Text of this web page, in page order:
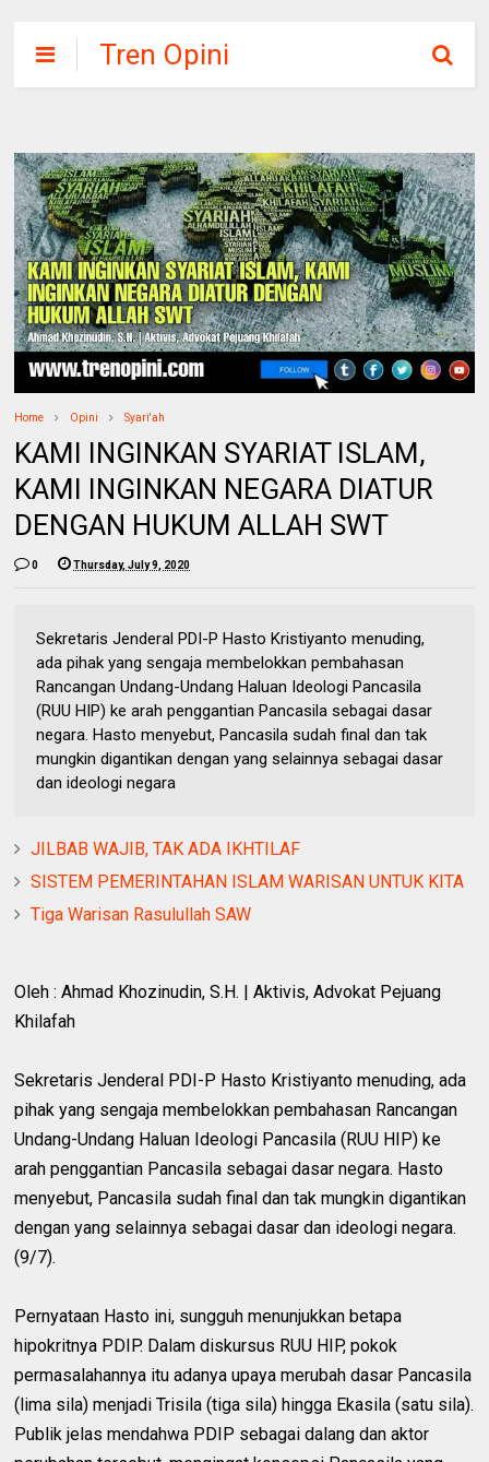
Tren Opini
Home Opini Syari'ah
KAMI INGINKAN SYARIAT ISLAM,
KAMI INGINKAN NEGARA DIATUR
DENGAN HUKUM ALLAH SWT
0 Thursday, July 9, 2020
Sekretaris Jenderal PDI-P Hasto Kristiyanto menuding,
ada pihak yang sengaja membelokkan pembahasan
Rancangan Undang-Undang Haluan Ideologi Pancasila
(RUU HIP) ke arah penggantian Pancasila sebagai dasar
negara. Hasto menyebut, Pancasila sudah final dan tak
mungkin digantikan dengan yang selainnya sebagai dasar
dan ideologi negara
JILBAB WAJIB, TAK ADA IKHTILAF
SISTEM PEMERINTAHAN ISLAM WARISAN UNTUK KITA
Tiga Warisan Rasulullah SAW
Oleh : Ahmad Khozinudin, S.H. | Aktivis, Advokat Pejuang
Khilafah
Sekretaris Jenderal PDI-P Hasto Kristiyanto menuding, ada
pihak yang sengaja membelokkan pembahasan Rancangan
Undang-Undang Haluan Ideologi Pancasila (RUU HIP) ke
arah penggantian Pancasila sebagai dasar negara. Hasto
menyebut, Pancasila sudah final dan tak mungkin digantikan
dengan yang selainnya sebagai dasar dan ideologi negara.
(9/7).
Pernyataan Hasto ini, sungguh menunjukkan betapa
hipokritnya PDIP. Dalam diskursus RUU HIP, pokok
permasalahannya itu adanya upaya merubah dasar Pancasila
(lima sila) menjadi Trisila (tiga sila) hingga Ekasila (satu sila).
Publik jelas mendahwa PDIP sebagai dalang dan aktor